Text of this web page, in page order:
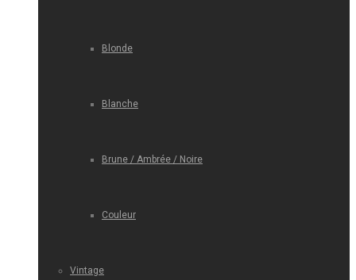
Blonde
Blanche
Brune / Ambrée / Noire
Couleur
Vintage